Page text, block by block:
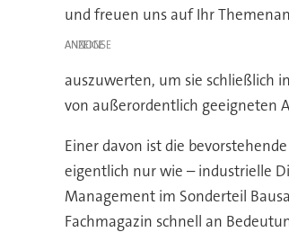
und freuen uns auf Ihr
ANZEIGE
auszuwerten, um sie schließlich
von außerordentlich geeigneten
Einer davon ist die
eigentlich nur wie – industrielle
Management im Sonderteil
Fachmagazin schnell an